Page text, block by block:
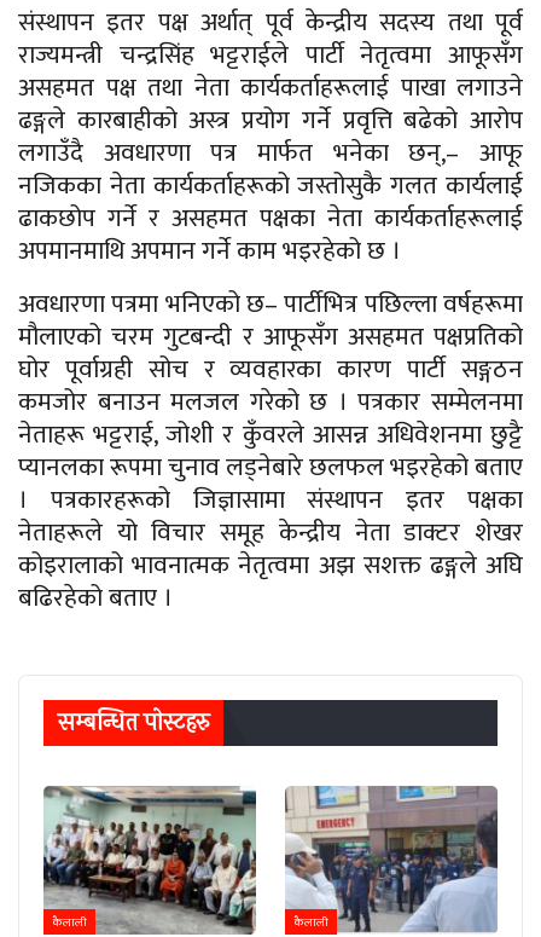
संस्थापन इतर पक्ष अर्थात् पूर्व केन्द्रीय सदस्य तथा पूर्व
राज्यमन्त्री चन्द्रसिंह भट्टराईले पार्टी नेतृत्वमा आफूसँग
असहमत पक्ष तथा नेता कार्यकर्ताहरूलाई पाखा लगाउने
ढङ्गले कारबाहीको अस्त्र प्रयोग गर्ने प्रवृत्ति बढेको आरोप
लगाउँदै अवधारणा पत्र मार्फत भनेका छन्,– आफू
नजिकका नेता कार्यकर्ताहरूको जस्तोसुकै गलत कार्यलाई
ढाकछोप गर्ने र असहमत पक्षका नेता कार्यकर्ताहरूलाई
अपमानमाथि अपमान गर्ने काम भइरहेको छ ।
अवधारणा पत्रमा भनिएको छ– पार्टीभित्र पछिल्ला वर्षहरूमा
मौलाएको चरम गुटबन्दी र आफूसँग असहमत पक्षप्रतिको
घोर पूर्वाग्रही सोच र व्यवहारका कारण पार्टी सङ्गठन
कमजोर बनाउन मलजल गरेको छ । पत्रकार सम्मेलनमा
नेताहरू भट्टराई, जोशी र कुँवरले आसन्न अधिवेशनमा छुट्टै
प्यानलका रूपमा चुनाव लड्नेबारे छलफल भइरहेको बताए
। पत्रकारहरूको जिज्ञासामा संस्थापन इतर पक्षका
नेताहरूले यो विचार समूह केन्द्रीय नेता डाक्टर शेखर
कोइरालाको भावनात्मक नेतृत्वमा अझ सशक्त ढङ्गले अघि
बढिरहेको बताए ।
सम्बन्धित पाेस्टहरु
कैलाली कैलाली